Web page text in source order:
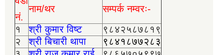
नं.
नाम/थर
सम्पर्क नम्वरः-
१
श्री कुमार विष्ट
९८४२५८७८१९
२
श्री बिचारी थापा
९८४१८७७२८३